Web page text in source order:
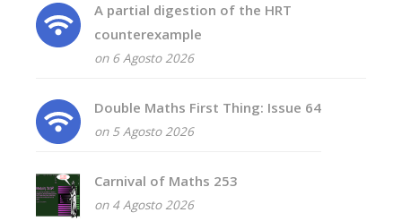
A partial digestion of the HRT
counterexample
on 6 Agosto 2026
Double Maths First Thing: Issue 64
on 5 Agosto 2026
Carnival of Maths 253
on 4 Agosto 2026